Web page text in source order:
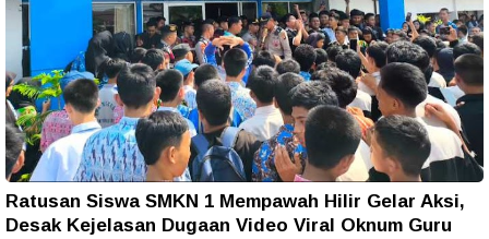
Ratusan Siswa SMKN 1 Mempawah Hilir Gelar Aksi,
Desak Kejelasan Dugaan Video Viral Oknum Guru